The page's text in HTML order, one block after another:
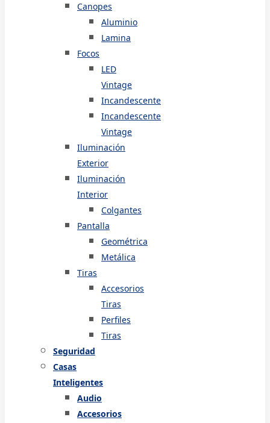
Canopes
Aluminio
Lamina
Focos
LED
Vintage
Incandescente
Incandescente
Vintage
Iluminación
Exterior
Iluminación
Interior
Colgantes
Pantalla
Geométrica
Metálica
Tiras
Accesorios
Tiras
Perfiles
Tiras
Seguridad
Casas
Inteligentes
Audio
Accesorios